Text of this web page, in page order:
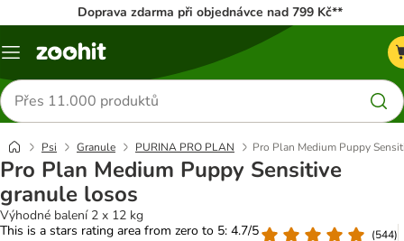
Doprava zdarma při objednávce nad 799 Kč**
Menu
Hledat
produkty
Psi Granule PURINA PRO PLAN Pro Plan Medium Puppy
Pro Plan Medium Puppy Sensitive
granule losos
Výhodné balení 2 x 12 kg
This is a stars rating area from zero to 5: 4.7/5
(544)